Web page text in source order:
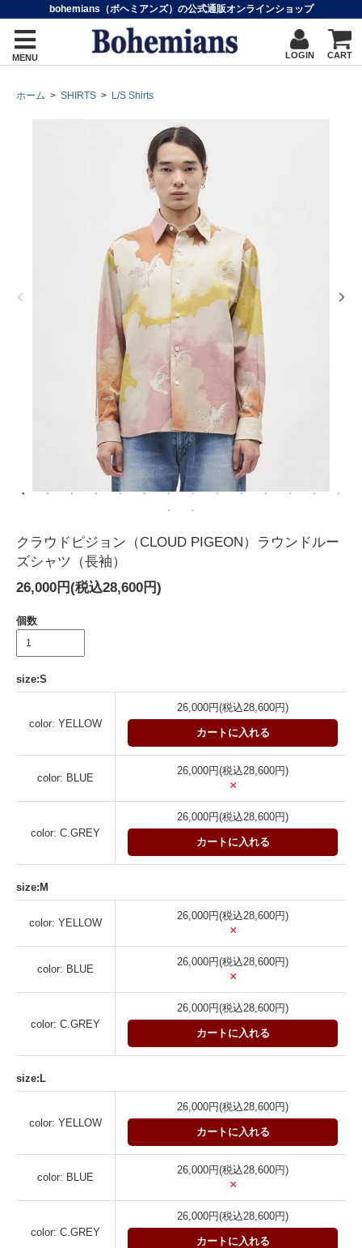
bohemians（ボヘミアンズ）の公式通販オンラインショップ
MENU LOGIN CART
ホーム > SHIRTS > L/S Shirts
クラウドピジョン（CLOUD PIGEON）ラウンドルー
ズシャツ（長袖）
26,000円(税込28,600円)
個数
size:S
color: YELLOW
26,000円(税込28,600円)
カートに入れる
color: BLUE
26,000円(税込28,600円)
×
color: C.GREY
26,000円(税込28,600円)
カートに入れる
size:M
color: YELLOW
26,000円(税込28,600円)
×
color: BLUE
26,000円(税込28,600円)
×
color: C.GREY
26,000円(税込28,600円)
カートに入れる
size:L
color: YELLOW
26,000円(税込28,600円)
カートに入れる
color: BLUE
26,000円(税込28,600円)
×
color: C.GREY
26,000円(税込28,600円)
カートに入れる